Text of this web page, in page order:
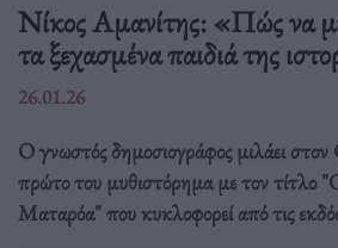
Νίκος Αμανίτης: «Πώς να
τα ξεχασμένα παιδιά της
26.01.26
Ο γνωστός δημοσιογράφος μιλάει
πρώτο του μυθιστόρημα με τον τίτλο
Ματαρόα" που κυκλοφορεί από τις